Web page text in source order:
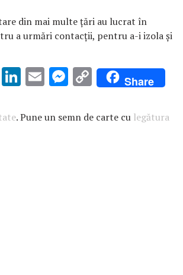
din mai multe ţări au lucrat în
a urmări contacţii, pentru a-i izola şi
T Li
k
E
ai
M
se
C
o
p
Share
. Pune un semn de carte cu legătura